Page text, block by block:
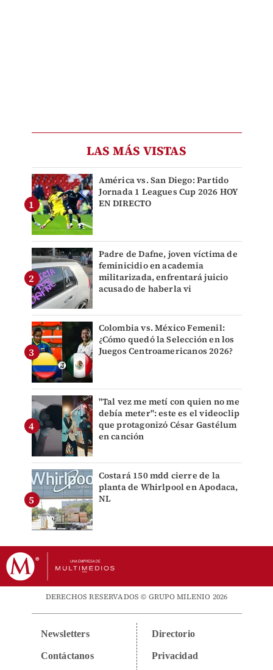
LAS MÁS VISTAS
América vs. San Diego: Partido
Jornada 1 Leagues Cup 2026 HOY
EN DIRECTO
Padre de Dafne, joven víctima de
feminicidio en academia
militarizada, enfrentará juicio
acusado de haberla vi
Colombia vs. México Femenil:
¿Cómo quedó la Selección en los
Juegos Centroamericanos 2026?
"Tal vez me metí con quien no me
debía meter": este es el videoclip
que protagonizó César Gastélum
en canción
Costará 150 mdd cierre de la
planta de Whirlpool en Apodaca,
NL
DERECHOS RESERVADOS © GRUPO MILENIO 2026
Newsletters
Contáctanos
Directorio
Privacidad